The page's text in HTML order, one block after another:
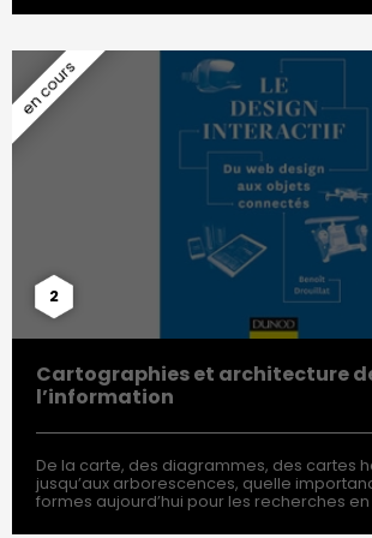
2
Cartographies et architecture
l’information
De la carte, des diagrammes, des cartes
jusqu’aux arborescences, quelle
formes aujourd’hui pour les recherches en